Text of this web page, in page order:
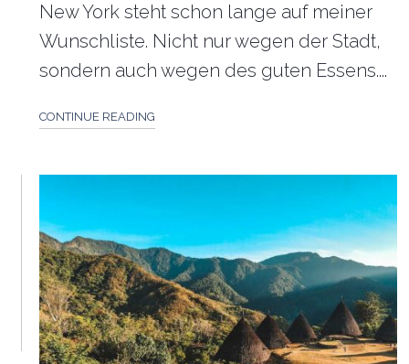
New York steht schon lange auf meiner
Wunschliste. Nicht nur wegen der Stadt,
sondern auch wegen des guten Essens....
CONTINUE READING